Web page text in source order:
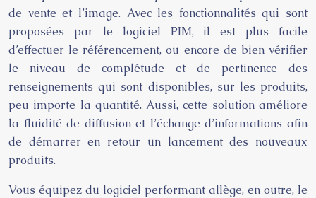
de vente et l’image. Avec les fonctionnalités qui sont
proposées par le logiciel PIM, il est plus facile
d’effectuer le référencement, ou encore de bien vérifier
le niveau de complétude et de pertinence des
renseignements qui sont disponibles, sur les produits,
peu importe la quantité. Aussi, cette solution améliore
la fluidité de diffusion et l’échange d’informations afin
de démarrer en retour un lancement des nouveaux
produits.
Vous équipez du logiciel performant allège, en outre, le